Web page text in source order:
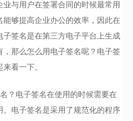
业与用户在签署合同的时候最常用
能够提高企业办公的效率，因此在
子签名是在第三方电子平台上生成
，那么怎么用电子签名呢？电子签
看一下。
？电子签名在使用的时候需要在
。电子签名是采用了规范化的程序